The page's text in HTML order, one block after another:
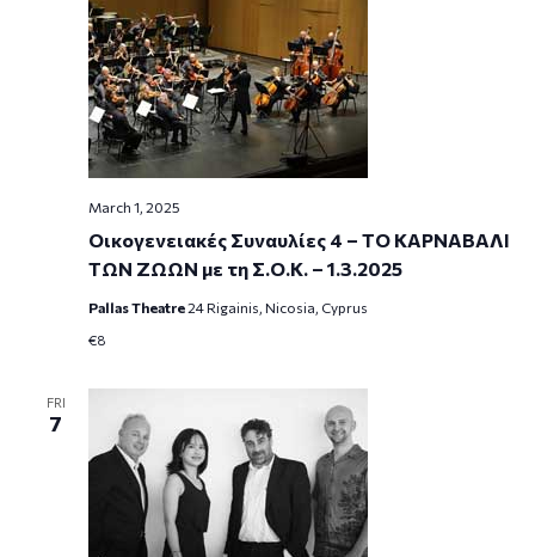
Οικογενειακές Συναυλίες 4 – ΤΟ ΚΑΡΝΑΒΑΛΙ
ΤΩΝ ΖΩΩΝ με τη Σ.Ο.Κ. – 1.3.2025
March 1, 2025
Pallas Theatre24 Rigainis, Nicosia, Cyprus
€8
FRI
7